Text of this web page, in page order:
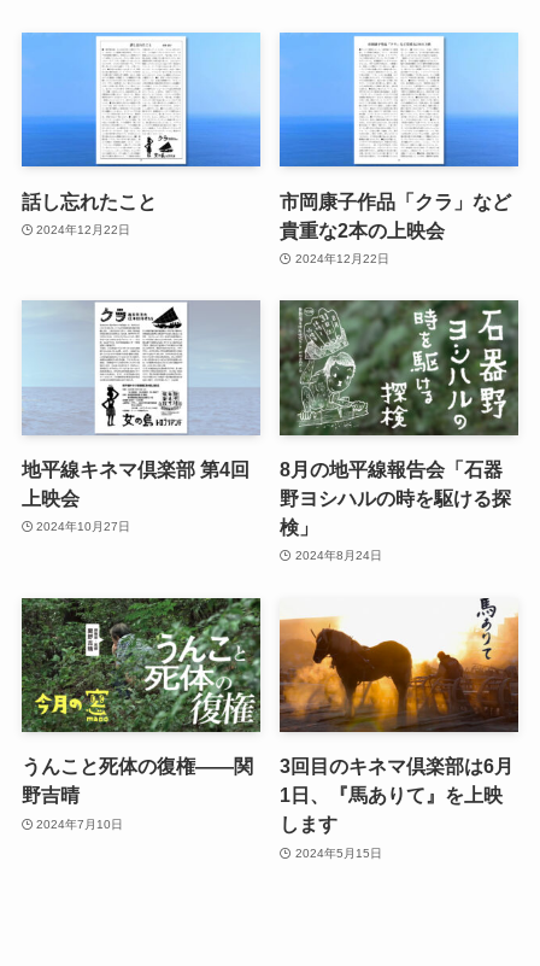
話し忘れたこと
2024年12月22日
市岡康子作品「クラ」など
貴重な2本の上映会
2024年12月22日
地平線キネマ倶楽部 第4回
上映会
2024年10月27日
8月の地平線報告会「石器
野ヨシハルの時を駆ける探
検」
2024年8月24日
うんこと死体の復権——関
野吉晴
2024年7月10日
3回目のキネマ倶楽部は6月
1日、『馬ありて』を上映
します
2024年5月15日